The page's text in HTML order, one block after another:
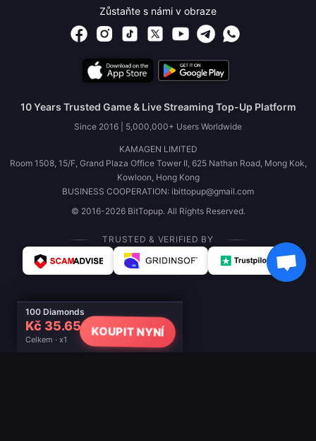
100 Diamonds
Kč 35.65
Celkem · x1
KOUPIT NYNÍ
Zůstaňte s námi v obraze
10 Years Trusted Game & Live Streaming Top-Up Platform
Since 2016 | 5,000,000+ Users Worldwide
KAMAGEN LIMITED
Room 1508, 15/F, Grand Plaza Office Tower II, 625 Nathan Road, Mong Kok,
Kowloon, Hong Kong
BUSINESS COOPERATION: ibittopup@gmail.com
© 2016-2026 BitTopup. All Rights Reserved.
TRUSTED & VERIFIED BY